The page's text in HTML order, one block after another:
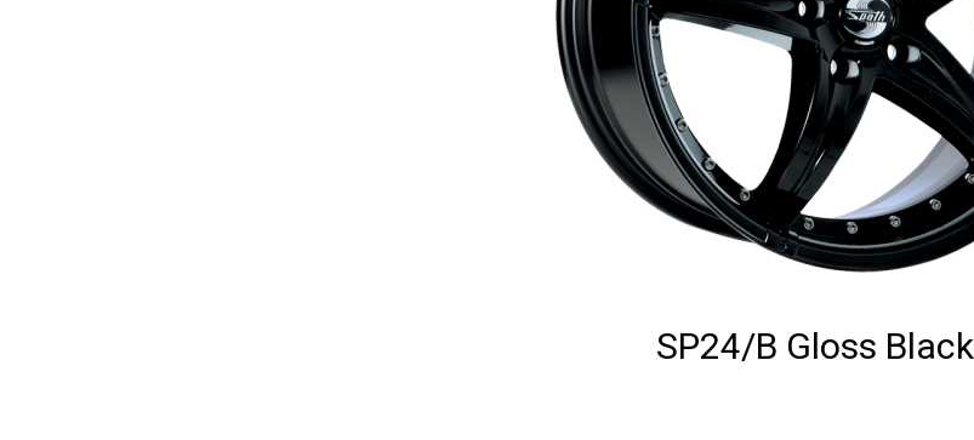
SP24/B Gloss Black